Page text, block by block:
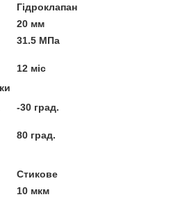
Гідроклапан
20 мм
31.5 МПа
12 міс
-30 град.
80 град.
Стикове
10 мкм